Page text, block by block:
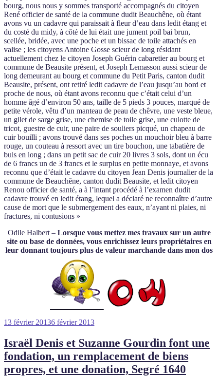
bourg, nous nous y sommes transporté accompagnés du citoyen
René officier de santé de la commune dudit Beauchêne, où étant
avons vu un cadavre qui paraissait à fleur d’eau dans ledit étang et
du costé du midy, à côté de lui était une jument poil bai brun,
scellée, bridée, avec une poche et un bissac de toile attachés en
valise ; les citoyens Antoine Gosse scieur de long résidant
actuellement chez le citoyen Joseph Guérin cabaretier au bourg et
commune de Beausite présent, et Joseph Lemasson aussi scieur de
long demeurant au bourg et commune du Petit Paris, canton dudit
Beausite, présent, ont retiré ledit cadavre de l’eau jusqu’au bord et
proche de nous, où étant avons reconnu que c’était celui d’un
homme âgé d’environ 50 ans, taille de 5 pieds 3 pouces, marqué de
petite vérole, vêtu d’un manteau de peau de chêvre, une veste bleue,
un gilet de sarge grise, une chemise de toile grise, une culotte de
tricot, guestre de cuir, une paire de souliers picqué, un chapeau de
cuir bouilli ; avons trouvé dans ses poches un mouchoir bleu à barre
rouge, un couteau à ressort avec un tire bouchon, une tabatière de
buis en long ; dans un petit sac de cuir 20 livres 3 sols, dont un écu
de 6 francs un de 3 francs et le surplus en petite monnaye, et avons
reconnu que d’était le cadavre du citoyen Jean Denis journalier de la
commune de Beauchêne, canton dudit Beausite, et ledit citoyen
Renou officier de santé, a à l’intant procédé à l’examen dudit
cadavre trouvé en ledit étang, lequel a déclaré ne reconnaître d’autre
cause de mort que le submergement des eaux, n’ayant ni plaies, ni
fractures, ni contusions »
Odile Halbert – Lorsque vous mettez mes travaux sur un autre
site ou base de données, vous enrichissez leurs propriétaires en
leur donnant toujours plus de valeur marchande dans mon dos
Publié
13 février 20136 février 2013
Israël Denis et Suzanne Gourdin font une
fondation, un remplacement de biens
propres, et une donation, Segré 1640